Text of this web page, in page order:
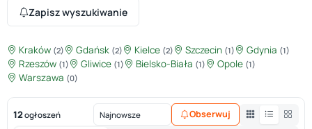
Zapisz wyszukiwanie
Kraków (2) Gdańsk (2) Kielce (2) Szczecin (1) Gdynia (1)
Rzeszów (1) Gliwice (1) Bielsko-Biała (1) Opole (1)
Warszawa (0)
12ogłoszeń Obserwuj